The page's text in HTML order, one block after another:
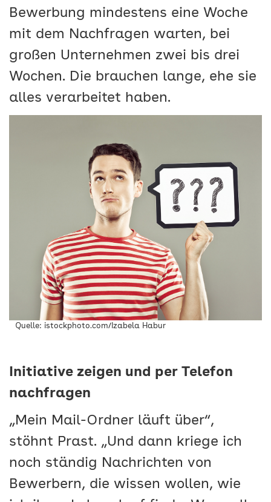
Bewerbung mindestens eine Woche
mit dem Nachfragen warten, bei
großen Unternehmen zwei bis drei
Wochen. Die brauchen lange, ehe sie
alles verarbeitet haben.
Quelle: istockphoto.com/Izabela Habur
Initiative zeigen und per Telefon
nachfragen
„Mein Mail-Ordner läuft über“,
stöhnt Prast. „Und dann kriege ich
noch ständig Nachrichten von
Bewerbern, die wissen wollen, wie